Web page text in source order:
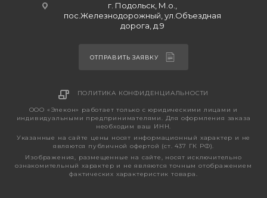
г. Подольск, М.о.,
пос.Железнодорожный, ул.Объездная
дорога, д.9
ОТПРАВИТЬ ЗАЯВКУ
ПОЛИТИКА КОНФИДЕНЦИАЛЬНОСТИ
ООО «Элекон» работает только с юридическими лицами и
индивидуальными предпринимателями. Для оформления заказа
необходим ваш ИНН.
Указанные на сайте цены носят информационный характер и не
являются публичной офертой (ст. 437 ГК РФ).
Изображения, размещенные на сайте, носят исключительно
ознакомительный характер и не являются точным отображением
фактических характеристик товара.